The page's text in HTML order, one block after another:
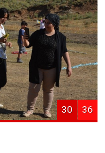
30 36